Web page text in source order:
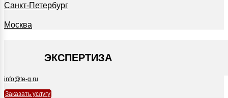
Санкт-Петербург
Москва
ЭКСПЕРТИЗА
info@te-g.ru
Заказать услугу